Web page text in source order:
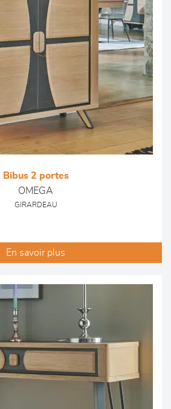
Bibus 2 portes
OMEGA
GIRARDEAU
En savoir plus